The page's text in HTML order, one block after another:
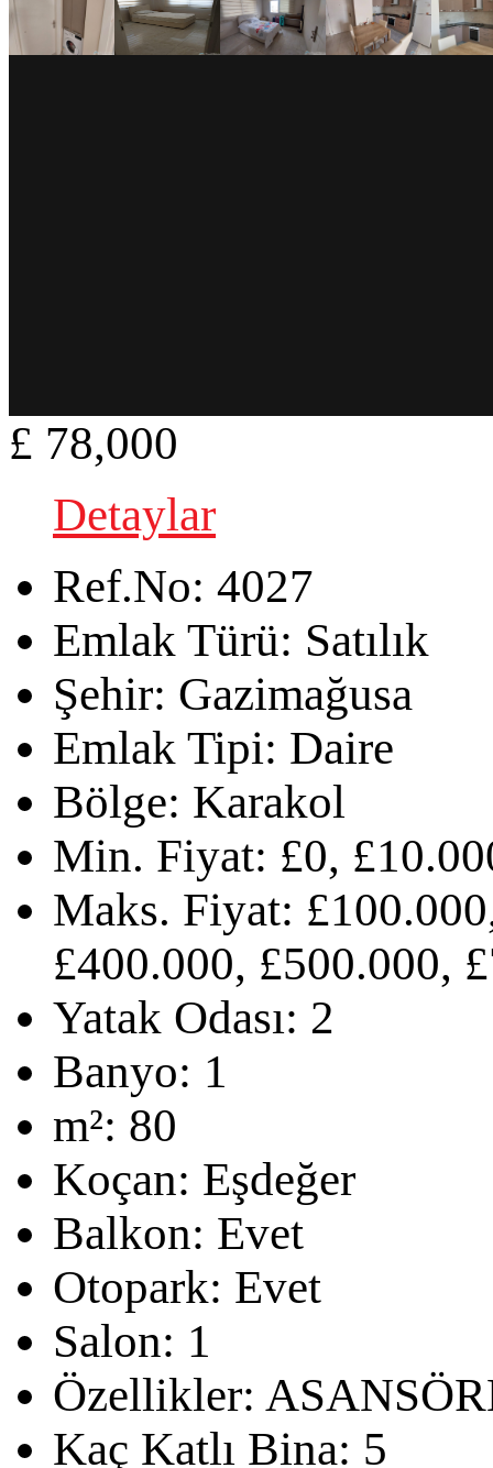
£ 78,000
Detaylar
Ref.No: 4027
Emlak Türü: Satılık
Şehir: Gazimağusa
Emlak Tipi: Daire
Bölge: Karakol
Min. Fiyat: £0,
Maks. Fiyat:
£400.000, £500.000,
Yatak Odası: 2
Banyo: 1
m²: 80
Koçan: Eşdeğer
Balkon: Evet
Otopark: Evet
Salon: 1
Özellikler:
Kaç Katlı Bina: 5